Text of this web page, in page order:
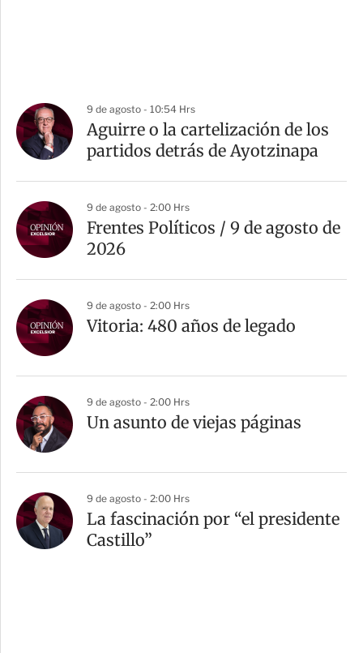
9 de agosto - 10:54 Hrs
Aguirre o la cartelización de los
partidos detrás de Ayotzinapa
9 de agosto - 2:00 Hrs
Frentes Políticos / 9 de agosto de
2026
9 de agosto - 2:00 Hrs
Vitoria: 480 años de legado
9 de agosto - 2:00 Hrs
Un asunto de viejas páginas
9 de agosto - 2:00 Hrs
La fascinación por “el presidente
Castillo”